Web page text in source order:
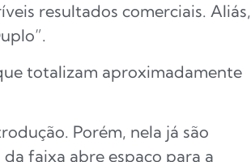
resultados comerciais. Aliás,
totalizam aproximadamente
Porém, nela já são
faixa abre espaço para a